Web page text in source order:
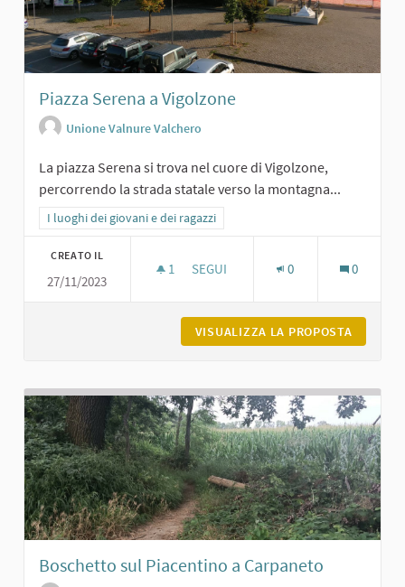
Piazza Serena a Vigolzone
Unione Valnure Valchero
La piazza Serena si trova nel cuore di Vigolzone,
percorrendo la strada statale verso la montagna...
Filtra i risultati per categoria: I luoghi dei giovani e dei ragazzi
I luoghi dei giovani e dei ragazzi
CREATO IL
27/11/2023
1 1 SOSTENITORI
SEGUI 0 0
VISUALIZZA LA PROPOSTA
Boschetto sul Piacentino a Carpaneto